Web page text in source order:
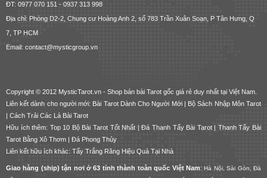
ĐT: 0977 070 151 - 0937 313 998
Địa chỉ: Phòng D2-2, Chung cư Hoàng Anh 2, số 783 Trần Xuân Soạn, P Tân Hưng, Q
7, TP HCM
Email: contact@mysticgroup.vn
Copyright © 2012 MysticTarot.vn - Shop bán bài Tarot gốc giá rẻ duy nhất tại Việt Nam.
Liên kết dành cho người mới: Bài Tarot Dành Cho Người Mới|
Bộ Sách Nhập Môn Tarot
Cách Trải Các Lá Bài Tarot
Hữu ích thêm: Top 10 Bộ Bài Tarot Tốt Nhất |Đá Thanh Tẩy Bài Tarot| Thanh Tẩy Bài
Tarot Bằng Xô Thơm
Đá Phong Thủy
Liên kết hữu ích khác: Tẩy Trắng Răng Hiệu Quả Tại Nhà
Giao hàng (ship) tận nơi ở 63 tỉnh thành toàn quốc Việt Nam:Hà Nội, Sài Gòn, Đà